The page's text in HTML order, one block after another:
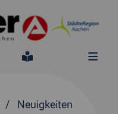
Leichte
Neuigkeiten